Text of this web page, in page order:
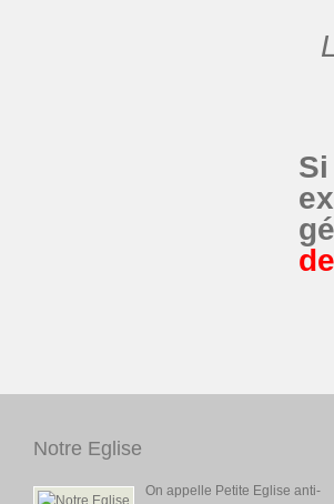
Notre Eglise
On appelle Petite Eglise anti-